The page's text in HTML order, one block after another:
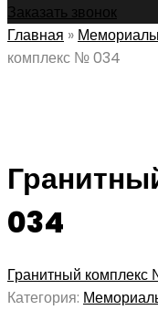
Заказать звонок
Главная »
комплекс № 034
034
Гранитный
Категория: